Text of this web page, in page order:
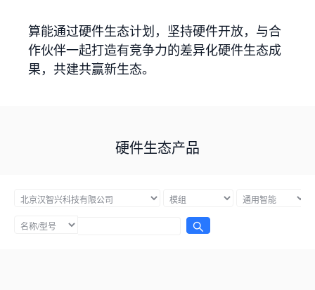
算能通过硬件生态计划，坚持硬件开放，与合
作伙伴一起打造有竞争力的差异化硬件生态成
果，共建共赢新生态。
硬件生态产品